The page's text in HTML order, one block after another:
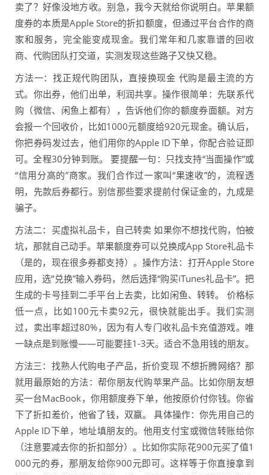
卖了？好像没地方收。别急，我今天就给你说明白。苹果额
度券的本质是Apple Store的折扣额度，但通过平台合作的商
家和服务，完全能变成现金。我们常年和几家靠谱的回收
商、代购团队打交道，实测发现这些路子又快又稳。
方法一：找正规代购团队，直接换现金 代购是最主流的方
式。你出券，他们出单，利润共享。操作很简单：先联系代
购（微信、闲鱼上都有），告诉他们你的额度券面额。对方
会报一个回收价，比如1000元额度给920元现金。确认后，
你把券码发过去，他们用你的Apple ID下单，你配合验证即
可。全程30分钟到账。 要提醒一句：只找支持“当面操作”或
“信用分高的”商家。我们合作过一家叫“果速收”的，流程透
明，先款后券都行。别信那些要求提前付保证金的，九成是
骗子。
方法二：买虚拟礼品卡，自己转卖 如果你不想找代购，怕被
坑，那就自己动手。苹果额度券可以兑换成App Store礼品卡
（是的，现在很多券都支持）。操作方法：打开Apple Store
应用，选“兑换”输入券码，然后选择“购买iTunes礼品卡”。把
生成的卡号挂到二手平台上去卖，比如闲鱼、转转。 价格标
低一点，比如100元卡卖92元，很快就能出手。我们实测
过，卖出率超过80%，因为有人专门收礼品卡充值游戏。唯
一缺点是到账慢——可能要挂1-3天。适合不急用钱的朋友。
方法三：找熟人代购电子产品，折价变现 不想折腾网络？那
就用最原始的方法：帮你朋友代购苹果产品。比如你朋友想
买一台MacBook，你用额度券下单，他按原价付你钱。你省
下了折扣差价，他省了钱，双赢。 具体操作：你先用自己的
Apple ID下单，地址填朋友的。他用支付宝或微信转账给你
（注意要减去你的折扣部分）。比如你实际花900元买了值1
000元的券，那朋友给你900元即可。这样等于你直接拿到